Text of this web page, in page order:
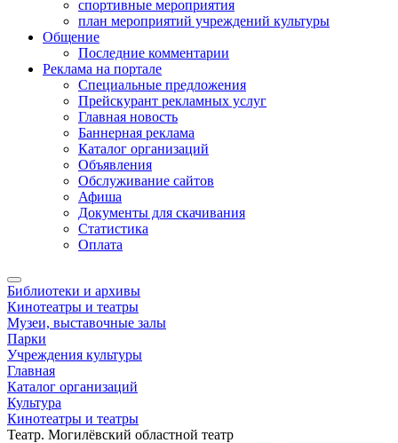
спортивные мероприятия
план мероприятий учреждений культуры
Общение
Последние комментарии
Реклама на портале
Специальные предложения
Прейскурант рекламных услуг
Главная новость
Баннерная реклама
Каталог организаций
Объявления
Обслуживание сайтов
Афиша
Документы для скачивания
Статистика
Оплата
Библиотеки и архивы
Кинотеатры и театры
Музеи, выставочные залы
Парки
Учреждения культуры
Главная
Каталог организаций
Культура
Кинотеатры и театры
Театр. Могилёвский областной театр